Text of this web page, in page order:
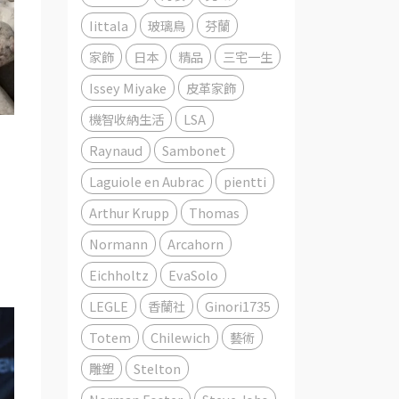
Iittala
玻璃鳥
芬蘭
家飾
日本 精品
三宅一生
Issey Miyake
皮革家飾
機智收納生活
LSA
Raynaud
Sambonet
Laguiole en Aubrac
pientti
Arthur Krupp
Thomas
Normann
Arcahorn
Eichholtz
EvaSolo
LEGLE
香蘭社
Ginori1735
Totem
Chilewich
藝術
雕塑
Stelton